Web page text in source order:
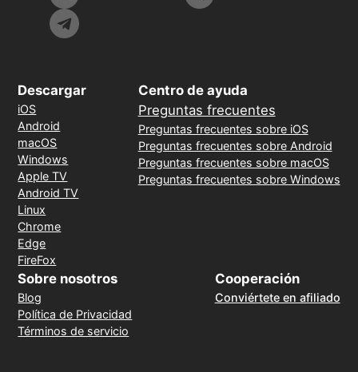
Descargar
iOS
Android
macOS
Windows
Apple TV
Android TV
Linux
Chrome
Edge
FireFox
Centro de ayuda
Preguntas frecuentes
Preguntas frecuentes sobre iOS
Preguntas frecuentes sobre Android
Preguntas frecuentes sobre macOS
Preguntas frecuentes sobre Windows
Sobre nosotros
Blog
Política de Privacidad
Términos de servicio
Cooperación
Conviértete en afiliado